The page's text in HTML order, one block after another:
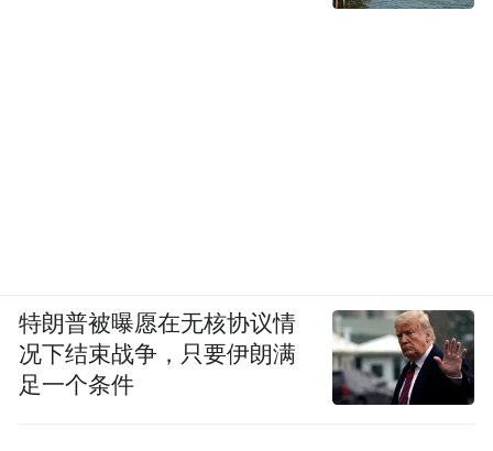
特朗普被曝愿在无核协议情
况下结束战争，只要伊朗满
足一个条件